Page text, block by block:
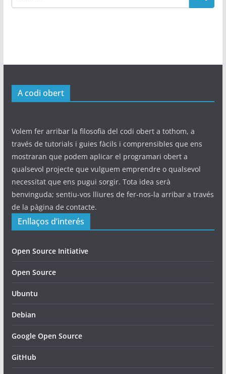
A codi obert
Volem fer arribar la filosofia del codi obert a tothom, a
través de tutorials i guies fàcils i comprensibles que ens
mostraran que podem aplicar el programari obert a
qualsevol projecte que vulguem emprendre o qualsevol
necessitat que ens pugui sorgir. Tota idea serà
benvinguda; sentiu-vos lliures de fer-nos-la arribar a través
de la pàgina de contacte.
Enllaços d’interés
Open Source Initiative
Open Source
Ubuntu
Debian
Google Open Source
GitHub